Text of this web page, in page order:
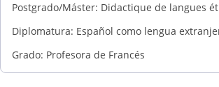
Postgrado/Máster: Didactique de langues
Diplomatura: Español como lengua
Grado: Profesora de Francés